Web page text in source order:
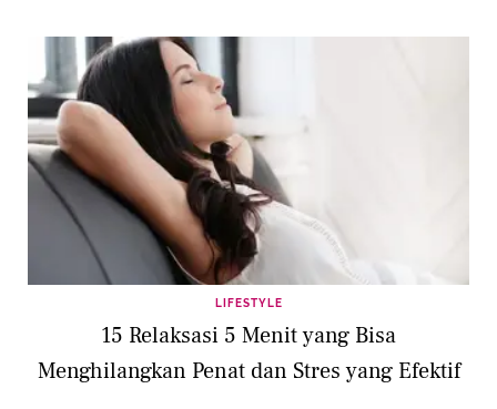
LIFESTYLE
15 Relaksasi 5 Menit yang Bisa
Menghilangkan Penat dan Stres yang Efektif